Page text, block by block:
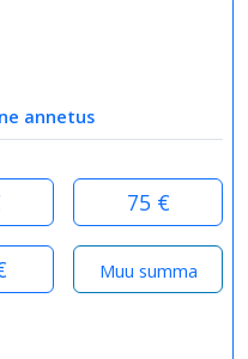
annetus
75 €